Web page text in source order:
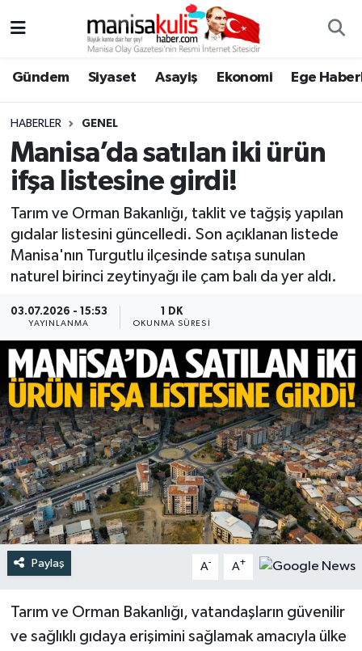
Gündem Siyaset Asayiş Ekonomi Ege
HABERLER GENEL
Manisa’da satılan iki ürün
ifşa listesine girdi!
Tarım ve Orman Bakanlığı, taklit ve tağşiş yapılan
gıdalar listesini güncelledi. Son açıklanan listede
Manisa'nın Turgutlu ilçesinde satışa sunulan
naturel birinci zeytinyağı ile çam balı da yer aldı.
03.07.2026 - 15:53
YAYINLANMA
1 DK
OKUNMA SÜRESI
Paylaş A- A+
Tarım ve Orman Bakanlığı, vatandaşların güvenilir
ve sağlıklı gıdaya erişimini sağlamak amacıyla ülke
Ege Haberleri
Ekonomi
Genel
Gündem
Resmi İlan
Siyaset
Spor
Türkiye
Yaşam
Yunusemre Hava Durumu
Yunusemre Trafik Yoğunluk Haritası
Süper Lig Puan Durumu ve Fikstür
Tüm Manşetler
Son Dakika Haberleri
Haber Arşivi